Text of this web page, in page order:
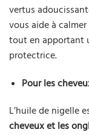
vertus
vous aide à
tout en apportant
protectrice.
Pour les
L’huile de nigelle
cheveux et les